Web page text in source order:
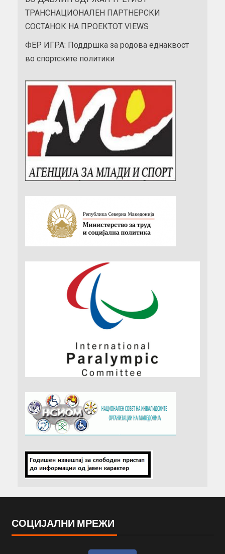
ТРАНСНАЦИОНАЛЕН ПАРТНЕРСКИ
СОСТАНОК НА ПРОЕКТОТ VIEWS
ФЕР ИГРА: Поддршка за родова еднаквост
во спортските политики
СОЦИЈАЛНИ МРЕЖИ